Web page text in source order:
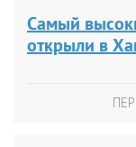
Самый
открыли в